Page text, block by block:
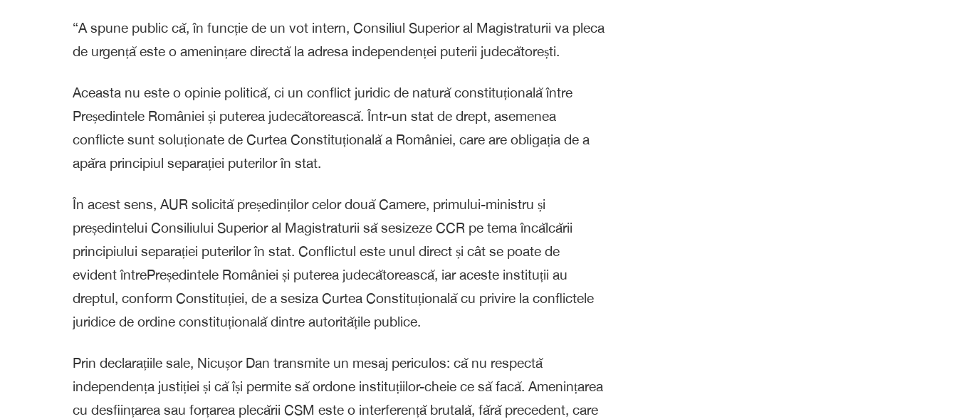
“A spune public că, în funcție de un vot intern, Consiliul Superior al Magistraturii va pleca
de urgență este o amenințare directă la adresa independenței puterii judecătorești.
Aceasta nu este o opinie politică, ci un conflict juridic de natură constituțională între
Președintele României și puterea judecătorească. Într-un stat de drept, asemenea
conflicte sunt soluționate de Curtea Constituțională a României, care are obligația de a
apăra principiul separației puterilor în stat.
În acest sens, AUR solicită președinților celor două Camere, primului-ministru și
președintelui Consiliului Superior al Magistraturii să sesizeze CCR pe tema încălcării
principiului separației puterilor în stat. Conflictul este unul direct și cât se poate de
evident întrePreședintele României și puterea judecătorească, iar aceste instituții au
dreptul, conform Constituției, de a sesiza Curtea Constituțională cu privire la conflictele
juridice de ordine constituțională dintre autoritățile publice.
Prin declarațiile sale, Nicușor Dan transmite un mesaj periculos: că nu respectă
independența justiției și că își permite să ordone instituțiilor-cheie ce să facă. Amenințarea
cu desființarea sau forțarea plecării CSM este o interferență brutală, fără precedent, care